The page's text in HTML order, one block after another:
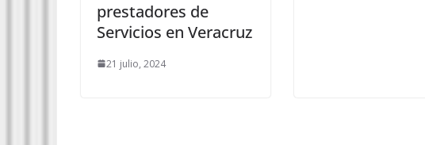
prestadores de
Servicios en Veracruz
21 julio, 2024